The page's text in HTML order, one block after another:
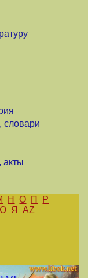
словари
акты
Н О П
Р
Я AZ